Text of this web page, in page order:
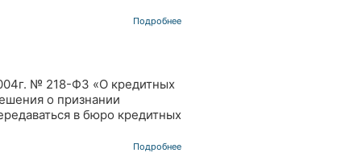
Подробнее
№ 218-ФЗ «О кредитных
о признании
в бюро кредитных
Подробнее